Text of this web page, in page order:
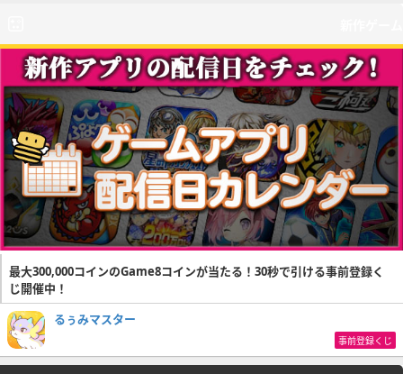
最大300,000コインのGame8コインが当たる！30秒で引ける事前登録く
じ開催中！
るぅみマスター
事前登録くじ